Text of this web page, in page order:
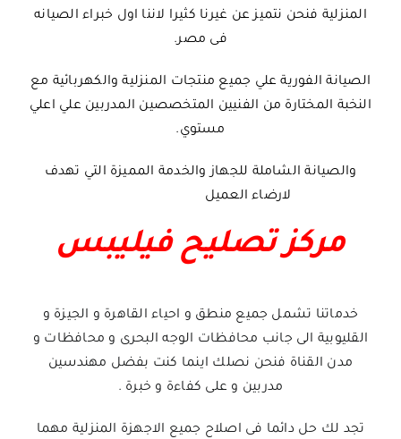
المنزلية فنحن نتميز عن غيرنا كثيرا لاننا اول خبراء الصيانه
فى مصر.
الصيانة الفورية علي جميع منتجات المنزلية والكهربائية مع
النخبة المختارة من الفنيين المتخصصين المدربين علي اعلي
مستوي.
والصيانة الشاملة للجهاز والخدمة المميزة التي تهدف
لارضاء العميل
مركز تصليح فيليبس
خدماتنا تشمل جميع منطق و احياء القاهرة و الجيزة و
القليوبية الى جانب محافظات الوجه البحرى و محافظات و
مدن القناة فنحن نصلك اينما كنت بفضل مهندسين
مدربين و على كفاءة و خبرة .
تجد لك حل دائما فى اصلاح جميع الاجهزة المنزلية مهما